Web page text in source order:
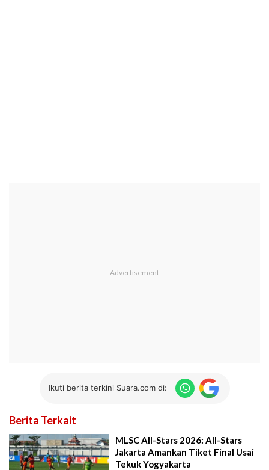
Ikuti berita terkini Suara.com di:
Berita Terkait
MLSC All-Stars 2026: All-Stars
Jakarta Amankan Tiket Final Usai
Tekuk Yogyakarta